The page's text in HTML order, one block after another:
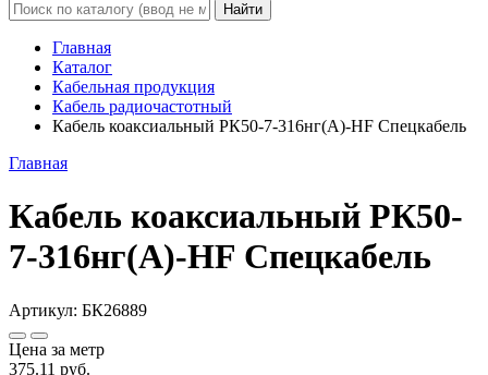
Найти
Главная
Каталог
Кабельная продукция
Кабель радиочастотный
Кабель коаксиальный РК50-7-316нг(A)-HF Спецкабель
Главная
Кабель коаксиальный РК50-
7-316нг(A)-HF Спецкабель
Артикул: БК26889
Цена за метр
375.11 руб.